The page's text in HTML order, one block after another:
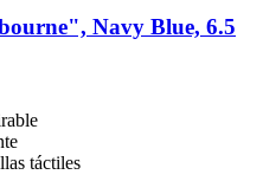
Navy Blue, 6.5
táctiles